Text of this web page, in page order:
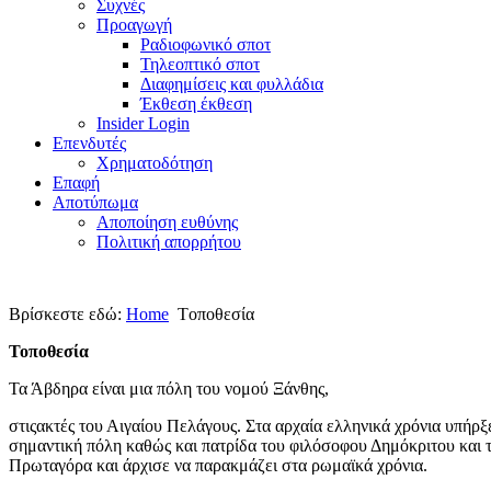
Συχνές
Προαγωγή
Ραδιοφωνικό σποτ
Τηλεοπτικό σποτ
Διαφημίσεις και φυλλάδια
Έκθεση έκθεση
Insider Login
Επενδυτές
Χρηματοδότηση
Eπαφή
Αποτύπωμα
Αποποίηση ευθύνης
Πολιτική απορρήτου
Βρίσκεστε εδώ: Home Tοποθεσία
Τοποθεσία
Τα Άβδηρα είναι μια πόλη του νομού Ξάνθης,
στιςακτές του Αιγαίου Πελάγους. Στα αρχαία ελληνικά χρόνια
σημαντική πόλη καθώς και πατρίδα του φιλόσοφου Δημόκριτου και
Πρωταγόρα και άρχισε να παρακμάζει στα ρωμαϊκά χρόνια.